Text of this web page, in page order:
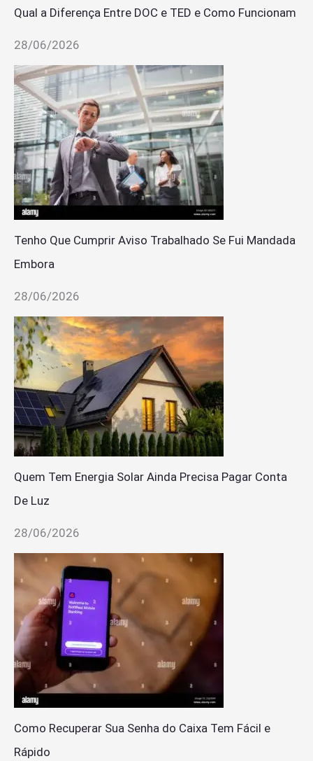
Qual a Diferença Entre DOC e TED e Como Funcionam
28/06/2026
Tenho Que Cumprir Aviso Trabalhado Se Fui Mandada
Embora
28/06/2026
Quem Tem Energia Solar Ainda Precisa Pagar Conta
De Luz
28/06/2026
Como Recuperar Sua Senha do Caixa Tem Fácil e
Rápido